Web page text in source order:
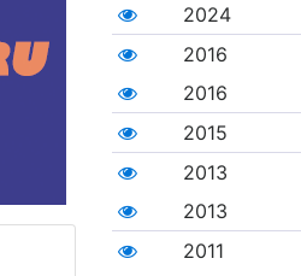
2024
2016
2016
2015
2013
2013
2011